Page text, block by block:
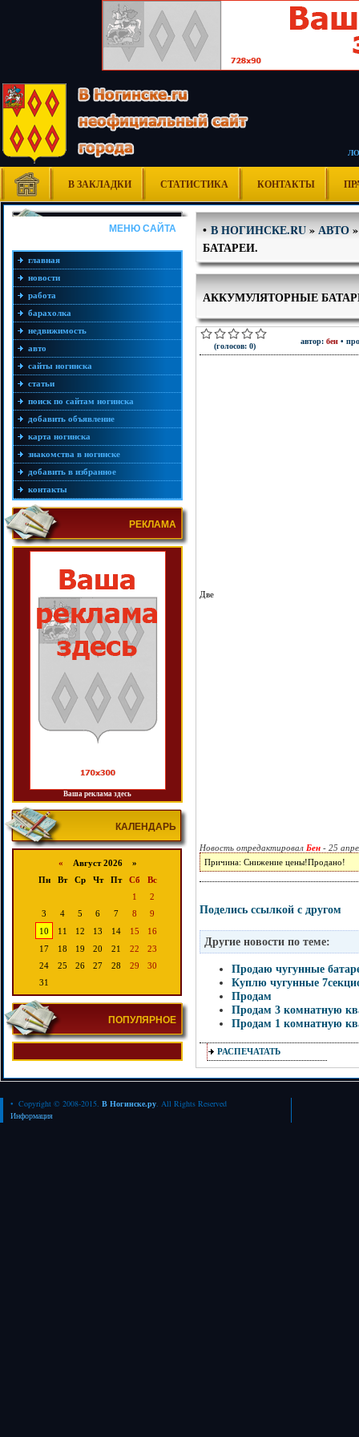
В ЗАКЛАДКИ СТАТИСТИКА КОНТАКТЫ
МЕНЮ САЙТА
главная
новости
работа
барахолка
недвижимость
авто
сайты ногинска
статьи
поиск по сайтам ногинска
добавить объявление
карта ногинска
знакомства в ногинске
добавить в избранное
контакты
РЕКЛАМА
Ваша реклама здесь
КАЛЕНДАРЬ
« Август 2026 »
Пн
Вт Ср Чт Пт Сб
Вс
1
2
3
4 5 6 7 8
9
10
11 12 13 14 15
16
17
18 19 20 21 22
23
24
25 26 27 28 29
30
31
ПОПУЛЯРНОЕ
•В НОГИНСКЕ.RU»АВТО
БАТАРЕИ.
АККУМУЛЯТОРНЫЕ
(голосов: 0)
автор: бен•
Две
Новость отредактировал Бен - 25
Причина: Снижение цены!Продано!
Поделись ссылкой с другом
Другие новости по теме:
Продаю чугунные
Куплю чугунные
Продам
Продам 3 комнатную
Продам 1 комнатную
РАСПЕЧАТАТЬ
• Copyright © 2008-2015. В Ногинске.ру. All Rights Reserved
Информация